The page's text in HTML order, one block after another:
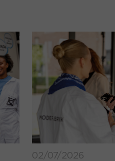
02/07/2026